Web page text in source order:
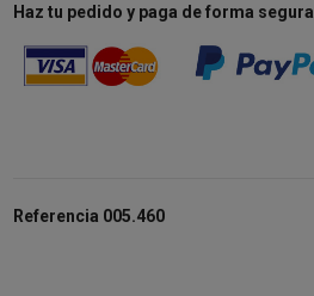
Haz tu pedido y paga de forma segura
Referencia 005.460